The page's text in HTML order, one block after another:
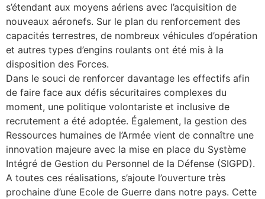
s’étendant aux moyens aériens avec l’acquisition de
nouveaux aéronefs. Sur le plan du renforcement des
capacités terrestres, de nombreux véhicules d’opération
et autres types d’engins roulants ont été mis à la
disposition des Forces.
Dans le souci de renforcer davantage les effectifs afin
de faire face aux défis sécuritaires complexes du
moment, une politique volontariste et inclusive de
recrutement a été adoptée. Également, la gestion des
Ressources humaines de l’Armée vient de connaître une
innovation majeure avec la mise en place du Système
Intégré de Gestion du Personnel de la Défense (SIGPD).
A toutes ces réalisations, s’ajoute l’ouverture très
prochaine d’une Ecole de Guerre dans notre pays. Cette